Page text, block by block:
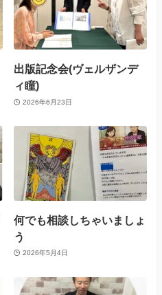
出版記念会(ヴェルザンデ
ィ瞳)
2026年6月23日
何でも相談しちゃいましょ
う
2026年5月4日